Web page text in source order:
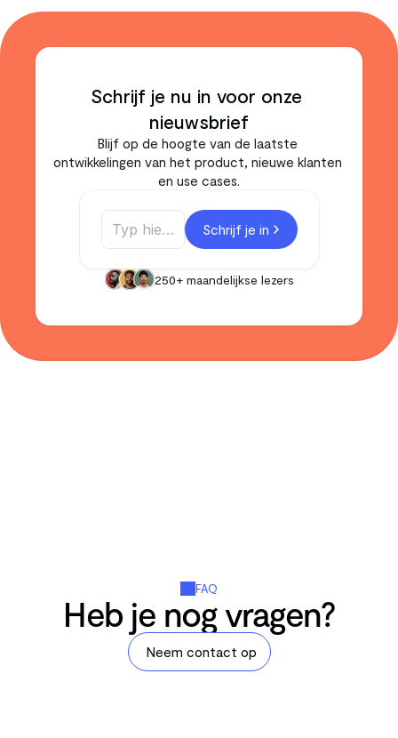
Schrijf je nu in voor onze
nieuwsbrief
Blijf op de hoogte van de laatste
ontwikkelingen van het product, nieuwe klanten
en use cases.
Schrijf je in
250+ maandelijkse lezers
FAQ
Heb je nog vragen?
Neem contact op